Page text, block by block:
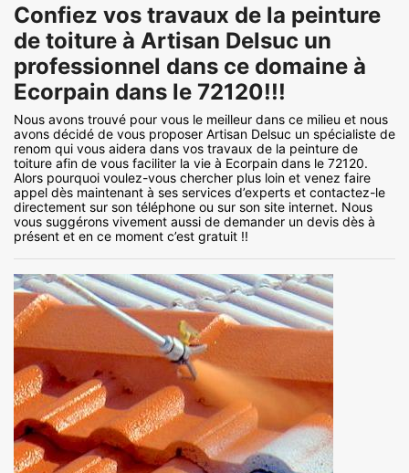
Confiez vos travaux de la peinture
de toiture à Artisan Delsuc un
professionnel dans ce domaine à
Ecorpain dans le 72120!!!
Nous avons trouvé pour vous le meilleur dans ce milieu et nous
avons décidé de vous proposer Artisan Delsuc un spécialiste de
renom qui vous aidera dans vos travaux de la peinture de
toiture afin de vous faciliter la vie à Ecorpain dans le 72120.
Alors pourquoi voulez-vous chercher plus loin et venez faire
appel dès maintenant à ses services d’experts et contactez-le
directement sur son téléphone ou sur son site internet. Nous
vous suggérons vivement aussi de demander un devis dès à
présent et en ce moment c’est gratuit !!